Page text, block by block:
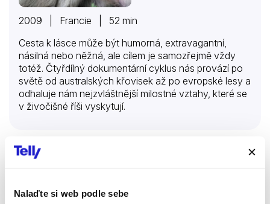
Nalaďte si web podle sebe
2009 | Francie | 52 min
Cesta k lásce může být humorná, extravagantní,
násilná nebo něžná, ale cílem je samozřejmě vždy
totéž. Čtyřdílný dokumentární cyklus nás provází po
světě od australských křovisek až po evropské lesy a
odhaluje nám nejzvláštnější milostné vztahy, které se
v živočišné říši vyskytují.
Žralok bělavý útočí